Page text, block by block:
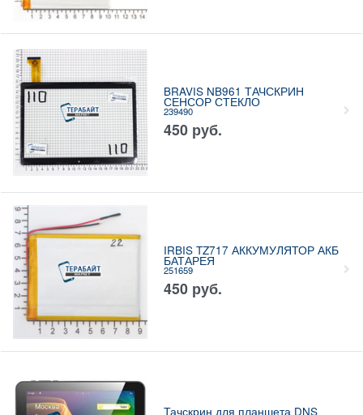
BRAVIS NB961 ТАЧСКРИН
СЕНСОР СТЕКЛО
239490
450 руб.
IRBIS TZ717 АККУМУЛЯТОР АКБ
БАТАРЕЯ
251659
450 руб.
Тачскрин для планшета DNS